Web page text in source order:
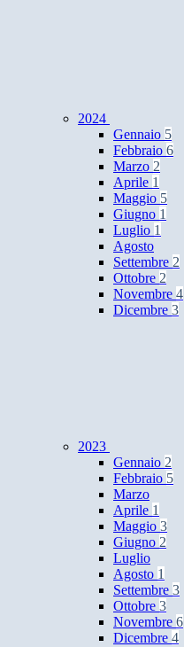
2024
Gennaio 5
Febbraio 6
Marzo 2
Aprile 1
Maggio 5
Giugno 1
Luglio 1
Agosto
Settembre 2
Ottobre 2
Novembre 4
Dicembre 3
2023
Gennaio 2
Febbraio 5
Marzo
Aprile 1
Maggio 3
Giugno 2
Luglio
Agosto 1
Settembre 3
Ottobre 3
Novembre 6
Dicembre 4